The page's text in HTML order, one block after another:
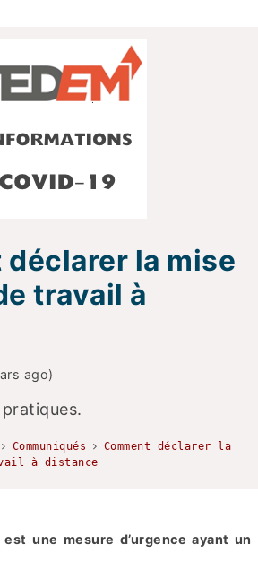
déclarer la mise
travail à
ago)
Communiqués
Comment déclarer la
à distance
est une mesure d’urgence ayant un